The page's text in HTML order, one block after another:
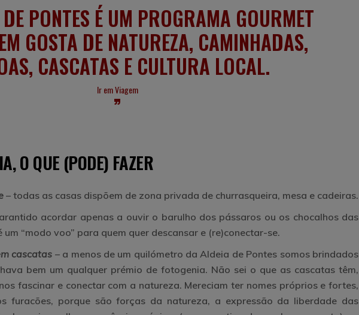
PONTES É UM PROGRAMA GOURMET
GOSTA DE NATUREZA, CAMINHADAS,
CASCATAS E CULTURA LOCAL.
Ir em Viagem
O QUE (PODE) FAZER
– todas as casas dispõem de zona privada de churrasqueira, mesa e cadeiras.
acordar apenas a ouvir o barulho dos pássaros ou os chocalhos das
“modo voo” para quem quer descansar e (re)conectar-se.
cascatas – a menos de um quilómetro da Aldeia de Pontes somos brindados
bem um qualquer prémio de fotogenia. Não sei o que as cascatas têm,
fascinar e conectar com a natureza. Mereciam ter nomes próprios e fortes,
furacões, porque são forças da natureza, a expressão da liberdade das